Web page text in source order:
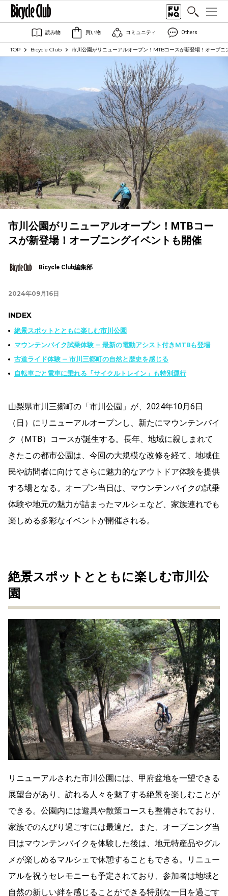
読み物 買い物 コミュニティ Others
TOP Bicycle Club 市川公園がリニューアルオープン！MTBコースが新登場！オープニ
市川公園がリニューアルオープン！MTBコー
スが新登場！オープニングイベントも開催
Bicycle Club編集部
2024年09月16日
INDEX
絶景スポットとともに楽しむ市川公園
マウンテンバイク試乗体験 ― 最新の電動アシスト付きMTBも登場
古道ライド体験 ― 市川三郷町の自然と歴史を感じる
自転車ごと電車に乗れる「サイクルトレイン」も特別運行
山梨県市川三郷町の「市川公園」が、2024年10月6日
（日）にリニューアルオープンし、新たにマウンテンバイ
ク（MTB）コースが誕生する。長年、地域に親しまれて
きたこの都市公園は、今回の大規模な改修を経て、地域住
民や訪問者に向けてさらに魅力的なアウトドア体験を提供
する場となる。オープン当日は、マウンテンバイクの試乗
体験や地元の魅力が詰まったマルシェなど、家族連れでも
楽しめる多彩なイベントが開催される。
絶景スポットとともに楽しむ市川公
園
リニューアルされた市川公園には、甲府盆地を一望できる
展望台があり、訪れる人々を魅了する絶景を楽しむことが
できる。公園内には遊具や散策コースも整備されており、
家族でのんびり過ごすには最適だ。また、オープニング当
日はマウンテンバイクを体験した後は、地元特産品やグル
メが楽しめるマルシェで休憩することもできる。リニュー
アルを祝うセレモニーも予定されており、参加者は地域と
自然の新しい絆を感じることができる特別な一日を過ごす